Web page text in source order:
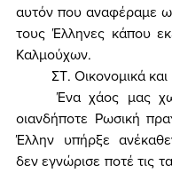
αυτόν που αναφέραμε
τους Έλληνες κάπου
Καλμούχων.
ΣΤ. Οικονομικά
	Ένα χάος μας χωρίζει απο την
οιανδήποτε Ρωσική
Έλλην υπήρξε
δεν εγνώρισε ποτέ τις